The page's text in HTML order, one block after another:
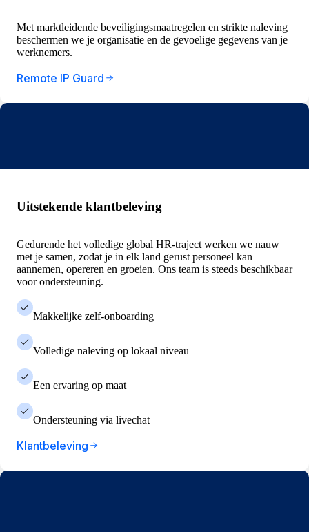
Met marktleidende beveiligingsmaatregelen en strikte naleving
beschermen we je organisatie en de gevoelige gegevens van je
werknemers.
Remote IP Guard
Uitstekende klantbeleving
Gedurende het volledige global HR-traject werken we nauw
met je samen, zodat je in elk land gerust personeel kan
aannemen, opereren en groeien. Ons team is steeds beschikbaar
voor ondersteuning.
Makkelijke zelf-onboarding
Volledige naleving op lokaal niveau
Een ervaring op maat
Ondersteuning via livechat
Klantbeleving